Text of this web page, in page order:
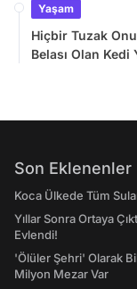
Yaşam
Hiçbir Tuzak
Belası Olan Kedi
Son Eklenenler
Koca Ülkede Tüm
Yıllar Sonra Ortaya
Evlendi!
'Ölüler Şehri' Olarak
Milyon Mezar Var